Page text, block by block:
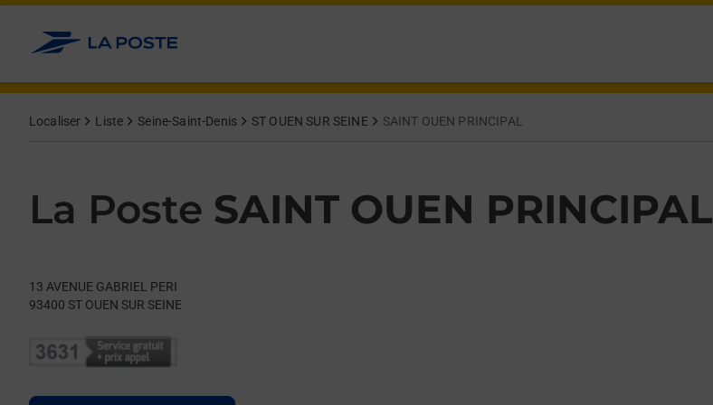
Allez au contenu
Localiser Liste Seine-Saint-Denis ST OUEN SUR SEINE SAINT OUEN PRINCIPAL
La Poste SAINT OUEN PRINCIPAL
13 AVENUE GABRIEL PERI
93400 ST OUEN SUR SEINE
Day of the WeekHours
Get directions to La Poste at 13 AVENUE GABRIEL PERI ST OUEN SUR SEINE,
lien s'ouvre dans un nouvel onglet